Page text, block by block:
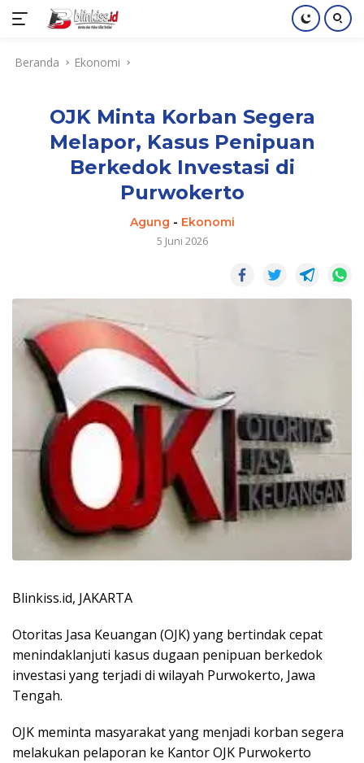
Beranda Ekonomi
OJK Minta Korban Segera
Melapor, Kasus Penipuan
Berkedok Investasi di
Purwokerto
Agung - Ekonomi
5 Juni 2026
Blinkiss.id, JAKARTA
Otoritas Jasa Keuangan (OJK) yang bertindak cepat
menindaklanjuti kasus dugaan penipuan berkedok
investasi yang terjadi di wilayah Purwokerto, Jawa
Tengah.
OJK meminta masyarakat yang menjadi korban segera
melakukan pelaporan ke Kantor OJK Purwokerto